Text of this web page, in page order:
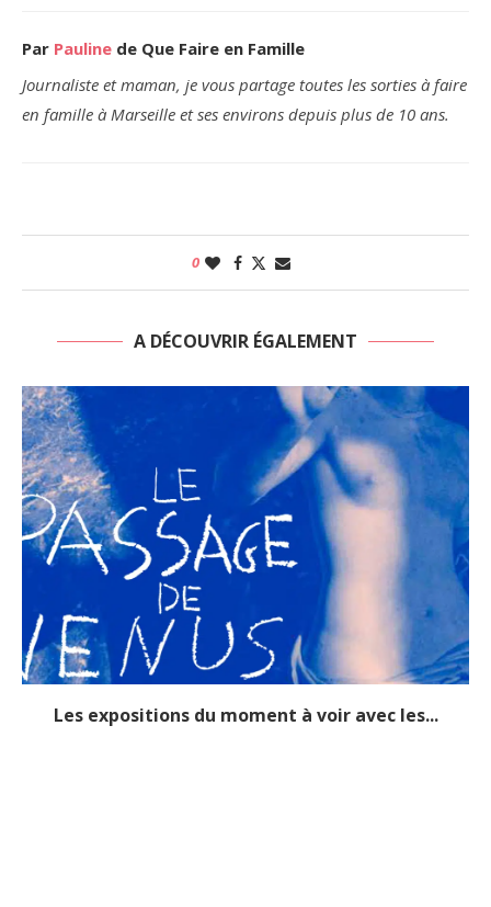
Par Pauline de Que Faire en Famille
Journaliste et maman, je vous partage toutes les sorties à faire
en famille à Marseille et ses environs depuis plus de 10 ans.
0
A DÉCOUVRIR ÉGALEMENT
Les expositions du moment à voir avec les...